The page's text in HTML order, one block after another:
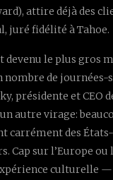
attire déjà des
juré fidélité à Tahoe.
devenu le plus gros
de journées-
présidente et CEO
autre virage:
carrément des
Cap sur l’Europe ou
culturelle